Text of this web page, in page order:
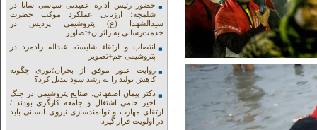
حضور رئیس اداره عقیدتی سیاسی ساتا در
شلمچه؛ ارزیابی عملکرد موکب حضرت
سیدالشهدا (ع) پتروشیمی پردیس در
خدمت‌رسانی به زائران+تصاویر
انتصاب و ارتقاء شایسته عبداله رادمرد در
پتروشیمی جم+تصویر
روایت عبور موفق از بحران؛نوری چگونه
کاهش تولید را به رشد سود تبدیل کرد؟
دکتر پیمان اصفهانی: صنایع پتروشیمی در جنگ
اخیر حامی اشتغال و جامعه کارگری بودند /
ارتقای مهارت و توانمندسازی نیروی انسانی باید
در اولویت قرار گیرد